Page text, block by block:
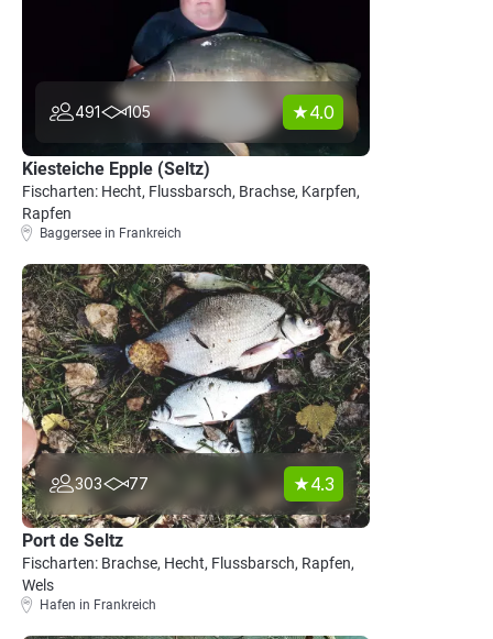
491 105 4.0
Kiesteiche Epple (Seltz)
Fischarten: Hecht, Flussbarsch, Brachse, Karpfen,
Rapfen
Baggersee in Frankreich
303 77 4.3
Port de Seltz
Fischarten: Brachse, Hecht, Flussbarsch, Rapfen,
Wels
Hafen in Frankreich